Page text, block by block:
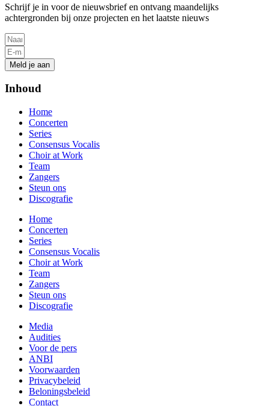
Schrijf je in voor de nieuwsbrief en ontvang maandelijks
achtergronden bij onze projecten en het laatste nieuws
Meld je aan
Inhoud
Home
Concerten
Series
Consensus Vocalis
Choir at Work
Team
Zangers
Steun ons
Discografie
Home
Concerten
Series
Consensus Vocalis
Choir at Work
Team
Zangers
Steun ons
Discografie
Media
Audities
Voor de pers
ANBI
Voorwaarden
Privacybeleid
Beloningsbeleid
Contact